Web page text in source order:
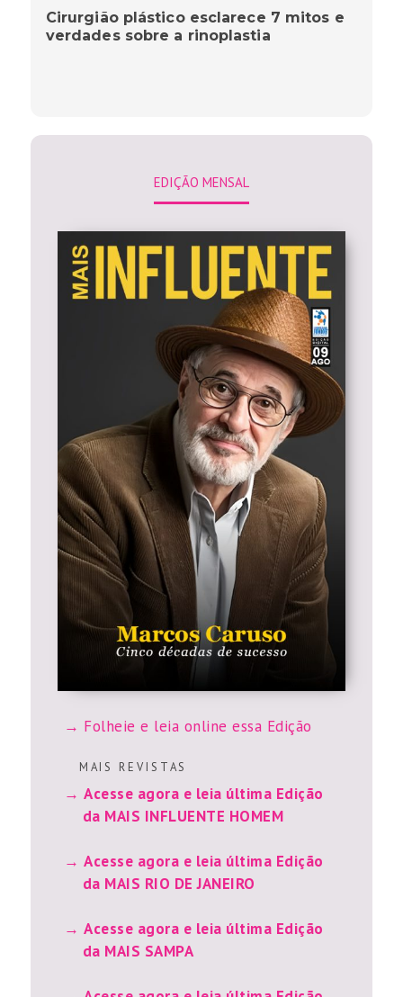
Cirurgião plástico esclarece 7 mitos e
verdades sobre a rinoplastia
EDIÇÃO MENSAL
Folheie e leia online essa Edição
M A I S R E V I S T A S
Acesse agora e leia última Edição
da MAIS INFLUENTE HOMEM
Acesse agora e leia última Edição
da MAIS RIO DE JANEIRO
Acesse agora e leia última Edição
da MAIS SAMPA